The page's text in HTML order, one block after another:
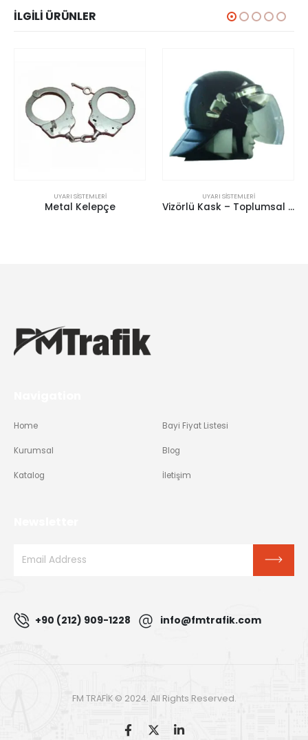
İLGILI ÜRÜNLER
UYARI SISTEMLERI
Metal Kelepçe
UYARI SISTEMLERI
Vizörlü Kask – Toplumsal Olaylara Müdahale Kaskı (Robocop)
Home
Kurumsal
Katalog
Bayi Fiyat Listesi
Blog
İletişim
+90 (212) 909-1228 info@fmtrafik.com
FM TRAFİK © 2024. All Rights Reserved.